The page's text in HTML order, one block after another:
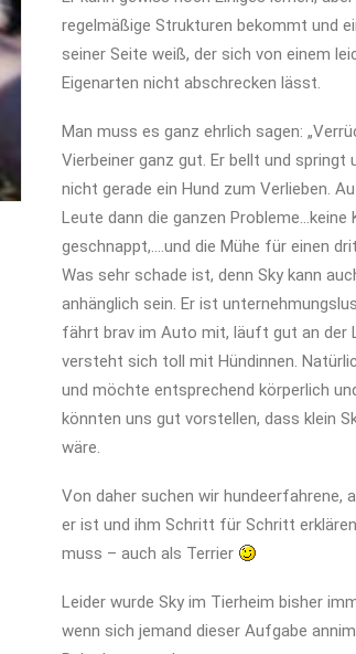
regelmäßige Strukturen bekommt und
seiner Seite weiß, der sich von einem
Eigenarten nicht abschrecken lässt.
Man muss es ganz ehrlich sagen:
Vierbeiner ganz gut. Er bellt und
nicht gerade ein Hund zum Verlieben.
Leute dann die ganzen Probleme…keine
geschnappt,….und die Mühe für einen
Was sehr schade ist, denn Sky kann
anhänglich sein. Er ist
fährt brav im Auto mit, läuft gut an der
versteht sich toll mit Hündinnen.
und möchte entsprechend körperlich
könnten uns gut vorstellen, dass klein
wäre.
Von daher suchen wir hundeerfahrene,
er ist und ihm Schritt für Schritt
muss – auch als Terrier
Leider wurde Sky im Tierheim bisher
wenn sich jemand dieser Aufgabe